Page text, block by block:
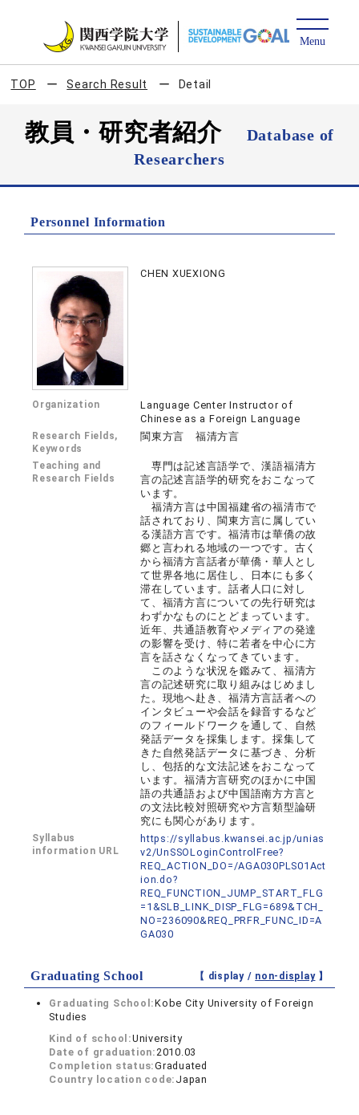
TOP Search Result Detail
教員・研究者紹介
Database of
Researchers
Personnel Information
CHEN XUEXIONG
Organization
Language Center Instructor of
Chinese as a Foreign Language
Research Fields,
Keywords
閩東方言 福清方言
Teaching and
Research Fields
専門は記述言語学で、漢語福清方
言の記述言語学的研究をおこなって
います。
福清方言は中国福建省の福清市で
話されており、閩東方言に属してい
る漢語方言です。福清市は華僑の故
郷と言われる地域の一つです。古く
から福清方言話者が華僑・華人とし
て世界各地に居住し、日本にも多く
滞在しています。話者人口に対し
て、福清方言についての先行研究は
わずかなものにとどまっています。
近年、共通語教育やメディアの発達
の影響を受け、特に若者を中心に方
言を話さなくなってきています。
このような状況を鑑みて、福清方
言の記述研究に取り組みはじめまし
た。現地へ赴き、福清方言話者への
インタビューや会話を録音するなど
のフィールドワークを通して、自然
発話データを採集します。採集して
きた自然発話データに基づき、分析
し、包括的な文法記述をおこなって
います。福清方言研究のほかに中国
語の共通語および中国語南方方言と
の文法比較対照研究や方言類型論研
究にも関心があります。
Syllabus
information URL
https://syllabus.kwansei.ac.jp/unias
v2/UnSSOLoginControlFree?
REQ_ACTION_DO=/AGA030PLS01Act
ion.do?
REQ_FUNCTION_JUMP_START_FLG
=1&SLB_LINK_DISP_FLG=689&TCH_
NO=236090&REQ_PRFR_FUNC_ID=A
GA030
Graduating School 【 display / non-display】
Graduating School:Kobe City University of Foreign
Studies
Kind of school:University
Date of graduation:2010.03
Completion status:Graduated
Country location code: Japan